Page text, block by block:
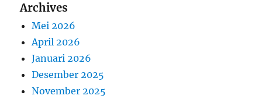
Archives
Mei 2026
April 2026
Januari 2026
Desember 2025
November 2025